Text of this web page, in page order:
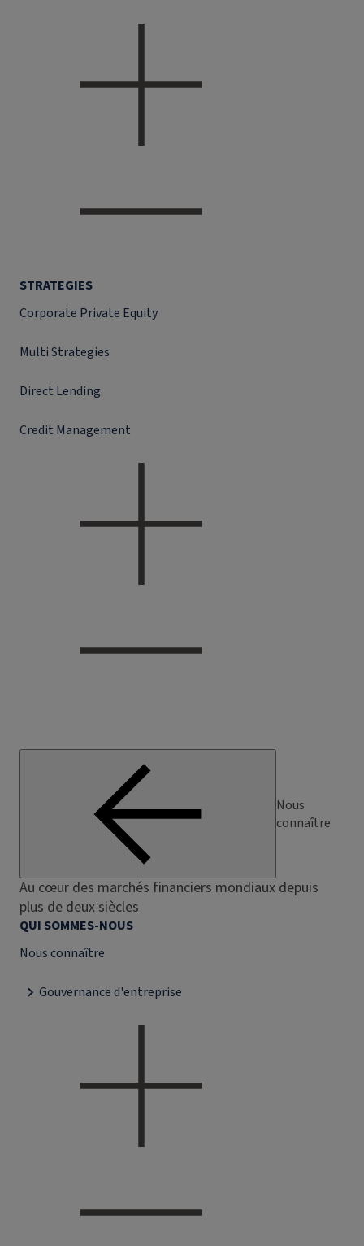
STRATEGIES
Corporate Private Equity
Multi Strategies
Direct Lending
Credit Management
Nous
connaître
Au cœur des marchés financiers mondiaux depuis
plus de deux siècles
QUI SOMMES-NOUS
Nous connaître
Gouvernance d'entreprise